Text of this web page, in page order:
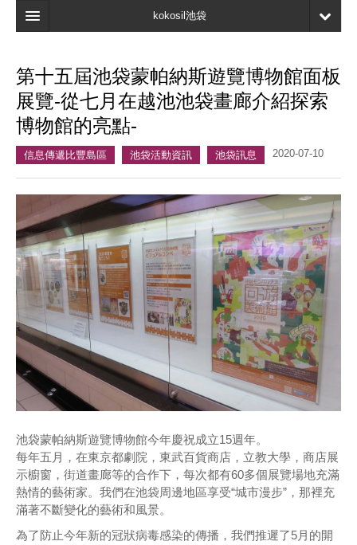
kokosil池袋
地圖
最新資訊
口碑
我的頁面
書簽
第十五屆池袋蒙帕納斯遊覽博物館面板
展覽-從七月在越池池袋畫廊介紹探索
博物館的亮點-
信息傳遞比豐島區 池袋活動資訊 池袋訊息 2020-07-10
池袋蒙帕納斯遊覽博物館今年慶祝成立15週年。
每年五月，在東京都劇院，東武百貨商店，立教大學，商店展
示櫥窗，街道畫廊等的合作下，每次都有60多個展覽場地充滿
熱情的藝術家。我們在池袋周邊地區享受“城市漫步”，那裡充
滿著不斷變化的藝術和風景。
為了防止今年新的冠狀病毒感染的傳播，我們推遲了5月的開